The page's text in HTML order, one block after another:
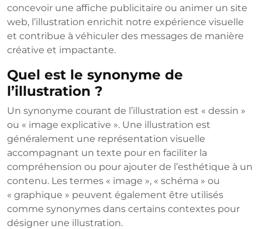
concevoir une affiche publicitaire ou animer un site
web, l’illustration enrichit notre expérience visuelle
et contribue à véhiculer des messages de manière
créative et impactante.
Quel est le synonyme de
l’illustration ?
Un synonyme courant de l’illustration est « dessin »
ou « image explicative ». Une illustration est
généralement une représentation visuelle
accompagnant un texte pour en faciliter la
compréhension ou pour ajouter de l’esthétique à un
contenu. Les termes « image », « schéma » ou
« graphique » peuvent également être utilisés
comme synonymes dans certains contextes pour
désigner une illustration.